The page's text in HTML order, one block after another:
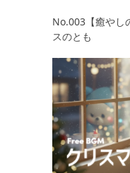
No.003【癒やし
スのとも